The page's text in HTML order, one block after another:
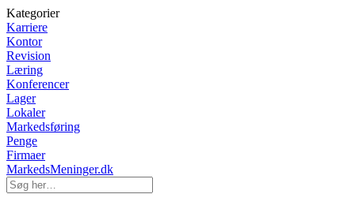
Kategorier
Karriere
Kontor
Revision
Læring
Konferencer
Lager
Lokaler
Markedsføring
Penge
Firmaer
MarkedsMeninger.dk